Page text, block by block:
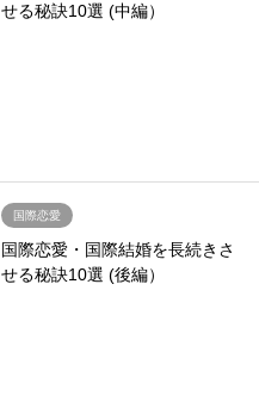
せる秘訣10選 (中編）
国際恋愛
国際恋愛・国際結婚を長続きさ
せる秘訣10選 (後編）